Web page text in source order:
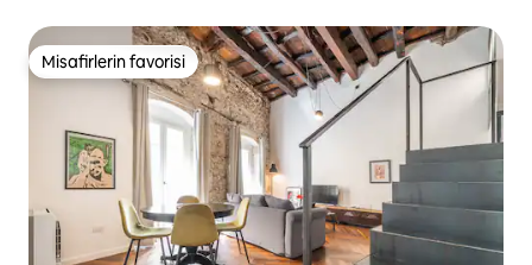
Misafirlerin favorisi
Misafirlerin favorisi